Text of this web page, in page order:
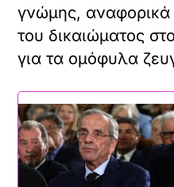
γνώμης,
του δικαιώματος
για τα ομόφυλα